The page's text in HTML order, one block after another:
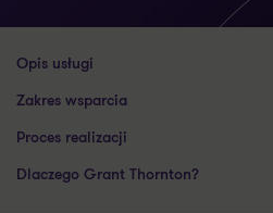
Opis usługi
Zakres wsparcia
Proces realizacji
Dlaczego Grant Thornton?